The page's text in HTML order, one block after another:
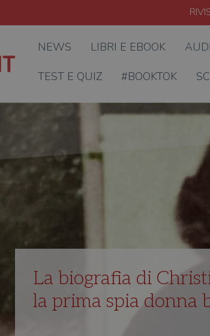
NEWS LIBRI E EBOOK
TEST E QUIZ #BOOKTOK
La biografia di
la prima spia donna